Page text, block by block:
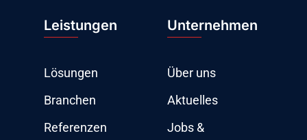
Leistungen
Lösungen
Branchen
Referenzen
Unternehmen
Über uns
Aktuelles
Jobs &